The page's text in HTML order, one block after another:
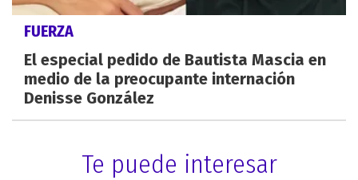
FUERZA
El especial pedido de Bautista Mascia en
medio de la preocupante internación
Denisse González
Te puede interesar